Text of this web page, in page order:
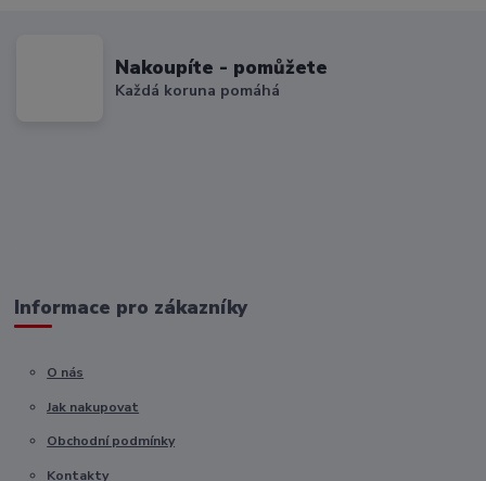
Nakoupíte - pomůžete
Každá koruna pomáhá
Informace pro zákazníky
O nás
Jak nakupovat
Obchodní podmínky
Kontakty